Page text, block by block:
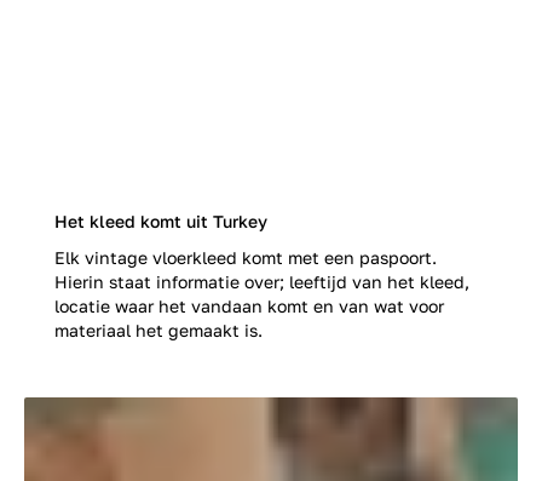
Het kleed komt uit Turkey
Elk vintage vloerkleed komt met een paspoort.
Hierin staat informatie over; leeftijd van het kleed,
locatie waar het vandaan komt en van wat voor
materiaal het gemaakt is.